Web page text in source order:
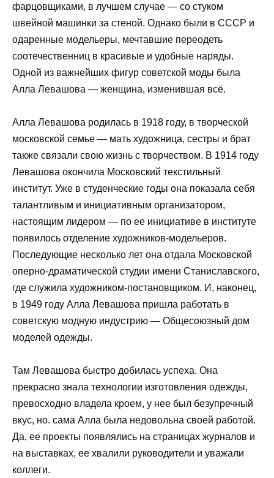
фарцовщиками, в лучшем случае — со стуком
швейной машинки за стеной. Однако были в СССР и
одаренные модельеры, мечтавшие переодеть
соотечественниц в красивые и удобные наряды.
Одной из важнейших фигур советской моды была
Алла Левашова — женщина, изменившая всё.
Алла Левашова родилась в 1918 году, в творческой
московской семье — мать художница, сестры и брат
также связали свою жизнь с творчеством. В 1914 году
Левашова окончила Московский текстильный
институт. Уже в студенческие годы она показала себя
талантливым и инициативным организатором,
настоящим лидером — по ее инициативе в институте
появилось отделение художников-модельеров.
Последующие несколько лет она отдала Московской
оперно-драматической студии имени Станиславского,
где служила художником-постановщиком. И, наконец,
в 1949 году Алла Левашова пришла работать в
советскую модную индустрию — Общесоюзный дом
моделей одежды.
Там Левашова быстро добилась успеха. Она
прекрасно знала технологии изготовления одежды,
превосходно владела кроем, у нее был безупречный
вкус, но. сама Алла была недовольна своей работой.
Да, ее проекты появлялись на страницах журналов и
на выставках, ее хвалили руководители и уважали
коллеги.